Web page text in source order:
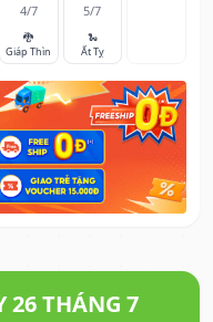
4/7
🐉
Giáp Thìn
5/7
🐍
Ất Tỵ
26 THÁNG 7